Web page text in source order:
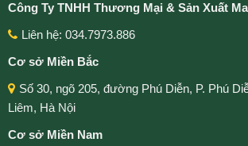
Công Ty TNHH Thương Mại & Sản Xuất
Liên hệ: 034.7973.886
Cơ sở Miền Bắc
Số 30, ngõ 205, đường Phú Diễn, P. Phú
Liêm, Hà Nội
Cơ sở Miền Nam